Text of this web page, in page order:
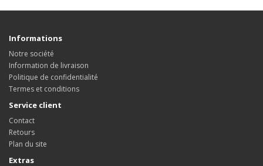
Informations
Notre société
Information de livraison
Politique de confidentialité
Termes et conditions
Service client
Contact
Retours
Plan du site
Extras